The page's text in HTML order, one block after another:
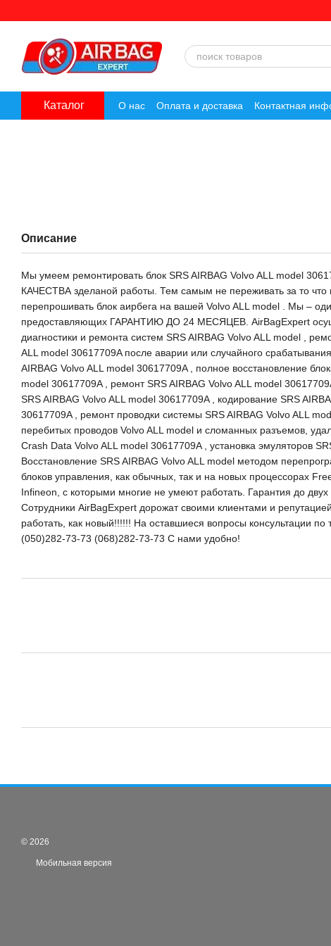
Каталог О нас Оплата и доставка Контактная
Описание
Мы умеем ремонтировать блок SRS AIRBAG Volvo ALL model
КАЧЕСТВА зделаной работы. Тем самым не переживать за то что
перепрошивать блок аирбега на вашей Volvo ALL model . Мы –
предоставляющих ГАРАНТИЮ ДО 24 МЕСЯЦЕВ. AirBagExpert
диагностики и ремонта систем SRS AIRBAG Volvo ALL model ,
ALL model 30617709A после аварии или случайного
AIRBAG Volvo ALL model 30617709A , полное восстановление
model 30617709A , ремонт SRS AIRBAG Volvo ALL model
SRS AIRBAG Volvo ALL model 30617709A , кодирование SRS
30617709A , ремонт проводки системы SRS AIRBAG Volvo ALL
перебитых проводов Volvo ALL model и сломанных разъемов,
Crash Data Volvo ALL model 30617709A , установка эмуляторов
Восстановление SRS AIRBAG Volvo ALL model методом
блоков управления, как обычных, так и на новых процессорах
Infineon, с которыми многие не умеют работать. Гарантия до
Сотрудники AirBagExpert дорожат своими клиентами и
работать, как новый!!!!!! На оставшиеся вопросы консультации
(050)282-73-73 (068)282-73-73 С нами удобно!
© 2026
Мобильная версия